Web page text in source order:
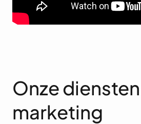
Onze
marketing